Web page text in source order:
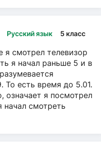
Русский язык 5 класс
я смотрел телевизор
я начал раньше 5 и в
есть время до 5.01.
означает я посмотрел
начал смотреть